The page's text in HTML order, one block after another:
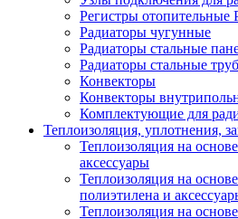
Регистры отопительные
Радиаторы чугунные
Радиаторы стальные
Радиаторы стальные
Конвекторы
Конвекторы
Комплектующие для
Теплоизоляция, уплотнения,
Теплоизоляция на
аксессуары
Теплоизоляция на
полиэтилена и
Теплоизоляция на